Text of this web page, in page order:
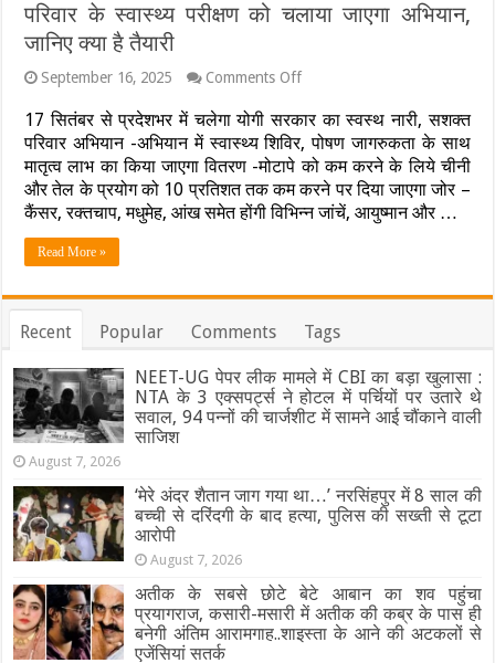
परिवार के स्वास्थ्य परीक्षण को चलाया जाएगा अभियान,
जानिए क्या है तैयारी
September 16, 2025 Comments Offon
योगी
के
निर्देश
पर
प्रदेश
भर
परिवार
स्वास्थ्य
को
चलाया
जाएगा
है
तैयारी
17 सितंबर से प्रदेशभर में चलेगा योगी सरकार का स्वस्थ नारी, सशक्त
परिवार अभियान -अभियान में स्वास्थ्य शिविर, पोषण जागरुकता के साथ
मातृत्व लाभ का किया जाएगा वितरण -मोटापे को कम करने के लिये चीनी
और तेल के प्रयोग को 10 प्रतिशत तक कम करने पर दिया जाएगा जोर –
कैंसर, रक्तचाप, मधुमेह, आंख समेत होंगी विभिन्न जांचें, आयुष्मान और …
Read More »
Recent Popular Comments Tags
NEET-UG पेपर लीक मामले में CBI का बड़ा खुलासा :
NTA के 3 एक्सपर्ट्स ने होटल में पर्चियों पर उतारे थे
सवाल, 94 पन्नों की चार्जशीट में सामने आई चौंकाने वाली
साजिश
August 7, 2026
‘मेरे अंदर शैतान जाग गया था…’ नरसिंहपुर में 8 साल की
बच्ची से दरिंदगी के बाद हत्या, पुलिस की सख्ती से टूटा
आरोपी
August 7, 2026
अतीक के सबसे छोटे बेटे आबान का शव पहुंचा
प्रयागराज, कसारी-मसारी में अतीक की कब्र के पास ही
बनेगी अंतिम आरामगाह..शाइस्ता के आने की अटकलों से
एजेंसियां सतर्क